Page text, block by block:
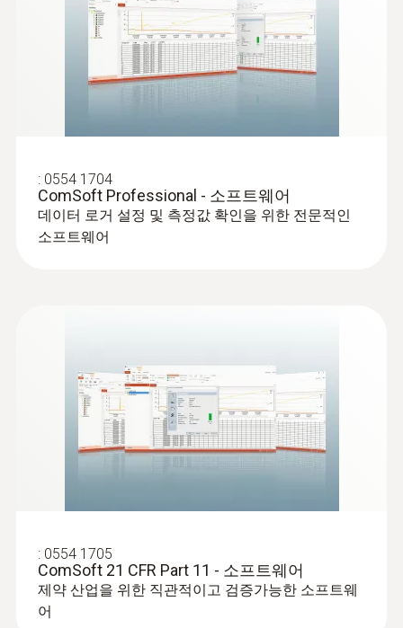
: 0554 1704
ComSoft Professional - 소프트웨어
데이터 로거 설정 및 측정값 확인을 위한 전문적인
소프트웨어
: 0554 1705
ComSoft 21 CFR Part 11 - 소프트웨어
제약 산업을 위한 직관적이고 검증가능한 소프트웨
어